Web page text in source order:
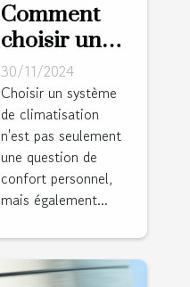
Comment
choisir une
climatisation
écologique
et
performante
30/11/2024
Choisir un système
de climatisation
n'est pas seulement
une question de
confort personnel,
mais également...